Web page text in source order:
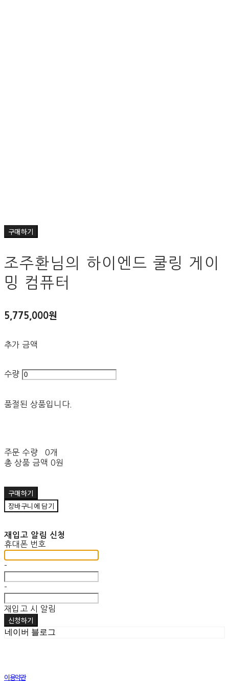
구매하기
조주환님의 하이엔드 쿨링 게이
밍 컴퓨터
5,775,000원
추가 금액
수량
품절된 상품입니다.
주문 수량
0개
총 상품 금액 0원
구매하기
장바구니에 담기
재입고 알림 신청
휴대폰 번호
-
-
재입고 시 알림
신청하기
네이버 블로그
이용약관